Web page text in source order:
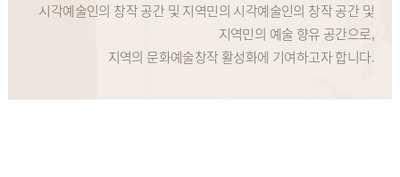
시각예술인의 창작 공간 및 지역민의 시각예술인의 창작 공간 및
지역민의 예술 향유 공간으로,
지역의 문화예술창작 활성화에 기여하고자 합니다.